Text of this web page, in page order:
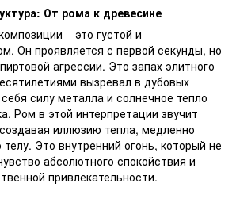
От рома к древесине
– это густой и
Он проявляется с первой секунды, но
агрессии. Это запах элитного
вызревал в дубовых
силу металла и солнечное тепло
Ром в этой интерпретации звучит
иллюзию тепла, медленно
Это внутренний огонь, который не
абсолютного спокойствия и
привлекательности.